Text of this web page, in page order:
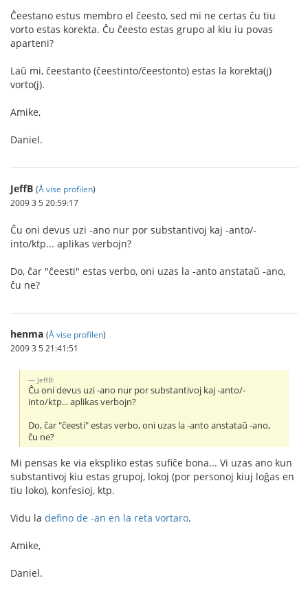
Ĉeestano estus membro el ĉeesto, sed mi ne certas ĉu tiu
vorto estas korekta. Ĉu ĉeesto estas grupo al kiu iu povas
aparteni?
Laŭ mi, ĉeestanto (ĉeestinto/ĉeestonto) estas la korekta(j)
vorto(j).
Amike,
Daniel.
JeffB (Å vise profilen)
2009 3 5 20:59:17
Ĉu oni devus uzi -ano nur por substantivoj kaj -anto/-
into/ktp... aplikas verbojn?
Do, ĉar "ĉeesti" estas verbo, oni uzas la -anto anstataŭ -ano,
ĉu ne?
henma (Å vise profilen)
2009 3 5 21:41:51
JeffB:
Ĉu oni devus uzi -ano nur por substantivoj kaj -anto/-
into/ktp... aplikas verbojn?
Do, ĉar "ĉeesti" estas verbo, oni uzas la -anto anstataŭ -ano,
ĉu ne?
Mi pensas ke via ekspliko estas sufiĉe bona... Vi uzas ano kun
substantivoj kiu estas grupoj, lokoj (por personoj kiuj loĝas en
tiu loko), konfesioj, ktp.
Vidu la defino de -an en la reta vortaro.
Amike,
Daniel.